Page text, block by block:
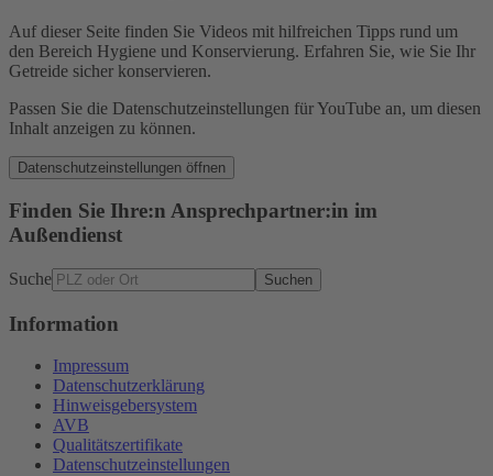
Auf dieser Seite finden Sie Videos mit hilfreichen Tipps rund um
den Bereich Hygiene und Konservierung. Erfahren Sie, wie Sie Ihr
Getreide sicher konservieren.
Passen Sie die Datenschutzeinstellungen für YouTube an, um diesen
Inhalt anzeigen zu können.
Datenschutzeinstellungen öffnen
Finden Sie Ihre:n Ansprechpartner:in im
Außendienst
Suche Suchen
Information
Impressum
Datenschutzerklärung
Hinweisgebersystem
AVB
Qualitätszertifikate
Datenschutzeinstellungen